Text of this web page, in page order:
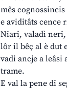
mês
e aviditâts cence
Niari, valadì neri,
lôr il bêç al è dut
vadi ancje a
trame.
E val la pene di